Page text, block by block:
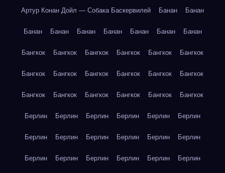
Артур Конан Дойл — Собака Баскервилей Банан Банан
Банан Банан Банан Банан Банан Банан Банан
Бангкок Бангкок Бангкок Бангкок Бангкок Бангкок
Бангкок Бангкок Бангкок Бангкок Бангкок Бангкок
Бангкок Бангкок Бангкок Бангкок Бангкок Бангкок
Берлин Берлин Берлин Берлин Берлин Берлин
Берлин Берлин Берлин Берлин Берлин Берлин
Берлин Берлин Берлин Берлин Берлин Берлин